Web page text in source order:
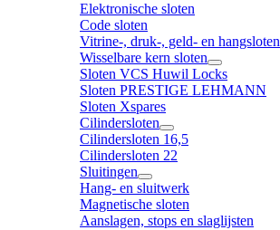
Elektronische sloten
Code sloten
Vitrine-, druk-, geld- en hangsloten
Wisselbare kern sloten
Sloten VCS Huwil Locks
Sloten PRESTIGE LEHMANN
Sloten Xspares
Cilindersloten
Cilindersloten 16,5
Cilindersloten 22
Sluitingen
Hang- en sluitwerk
Magnetische sloten
Aanslagen, stops en slaglijsten